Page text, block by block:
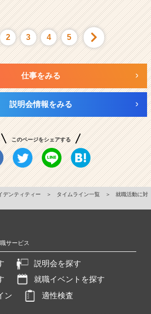
2 3 4 5
仕事をみる
説明会情報をみる
このページをシェアする
デンティティー ＞ タイムライン一覧 ＞
就職活動に対
サービス
説明会を探す
就職イベントを探す
ン
適性検査